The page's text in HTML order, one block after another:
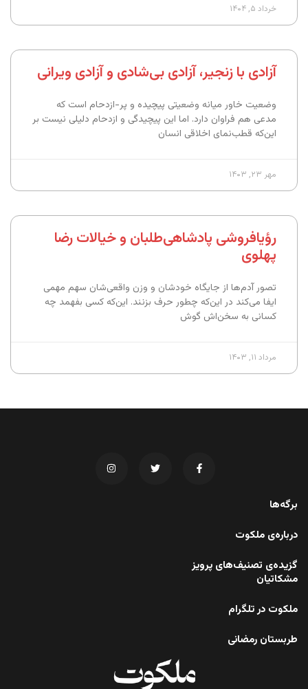
خرداد ۵, ۱۴۰۴
آزادی با زنجیر، آزادی بی‌شادی و آزادی ویرانی
وضعیت خاور میانه وضعیتی پیچیده و پر-ازدحام است که
مدعی هم فراوان دارد. اما این پیچیدگی و ازدحام دلیلی نیست بر
این‌که قطب‌نمای اخلاقی انسان
مهر ۲۳, ۱۴۰۳
رؤیافروشی پادشاهی‌طلبان و خیالات رضا
پهلوی
تصور آدم‌ها از جایگاه خودشان و وزن واقعی‌شان سهم مهمی
ایفا می‌کند در این‌که چطور حرف بزنند. این‌که کسی بفهمد چه
کسانی به سخن‌اش گوش
مرداد ۱۱, ۱۴۰۳
برگه‌ها
درباره‌ی ملکوت
گزیده‌ی تصنیف‌های پرویز
مشکاتیان
ملکوت در تلگرام
طربستان رمضانی